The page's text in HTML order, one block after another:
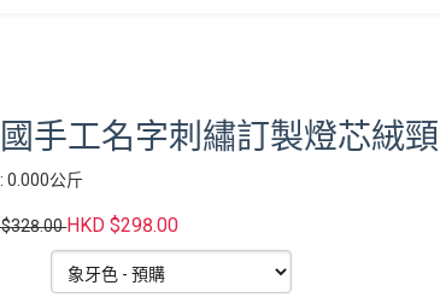
手工名字刺繡訂製燈芯絨
0.000公斤
$328.00HKD $298.00